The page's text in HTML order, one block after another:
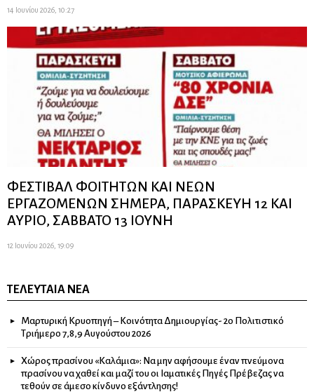
14 Ιουνίου 2026, 10:27
ΦΕΣΤΙΒΑΛ ΦΟΙΤΗΤΩΝ ΚΑΙ ΝΕΩΝ
ΕΡΓΑΖΟΜΕΝΩΝ ΣΗΜΕΡΑ, ΠΑΡΑΣΚΕΥΗ 12 ΚΑΙ
ΑΥΡΙΟ, ΣΑΒΒΑΤΟ 13 ΙΟΥΝΗ
12 Ιουνίου 2026, 19:09
ΤΕΛΕΥΤΑΊΑ ΝΈΑ
Μαρτυρική Κρυοπηγή – Κοινότητα Δημιουργίας- 2ο Πολιτιστικό
Τριήμερο 7,8,9 Αυγούστου 2026
Χώρος πρασίνου «Καλάμια»: Να μην αφήσουμε έναν πνεύμονα
πρασίνου να χαθεί και μαζί του οι Ιαματικές Πηγές Πρέβεζας να
τεθούν σε άμεσο κίνδυνο εξάντλησης!